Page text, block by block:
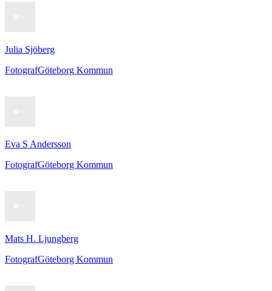
Julia Sjöberg
FotografGöteborg Kommun
Eva S Andersson
FotografGöteborg Kommun
Mats H. Ljungberg
FotografGöteborg Kommun